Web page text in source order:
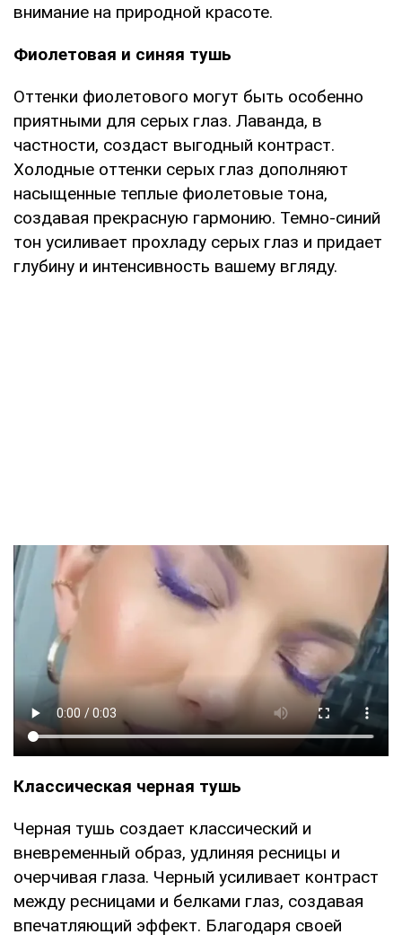
внимание на природной красоте.
Фиолетовая и синяя тушь
Оттенки фиолетового могут быть особенно
приятными для серых глаз. Лаванда, в
частности, создаст выгодный контраст.
Холодные оттенки серых глаз дополняют
насыщенные теплые фиолетовые тона,
создавая прекрасную гармонию. Темно-синий
тон усиливает прохладу серых глаз и придает
глубину и интенсивность вашему вгляду.
Классическая черная тушь
Черная тушь создает классический и
вневременный образ, удлиняя ресницы и
очерчивая глаза. Черный усиливает контраст
между ресницами и белками глаз, создавая
впечатляющий эффект. Благодаря своей